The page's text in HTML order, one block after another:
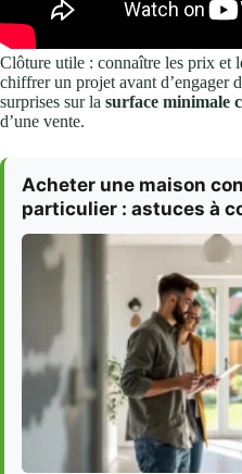
Clôture utile : connaître les prix et
chiffrer un projet avant d’engager
surprises sur la surface minimale
d’une vente.
Acheter une maison
particulier : astuces à